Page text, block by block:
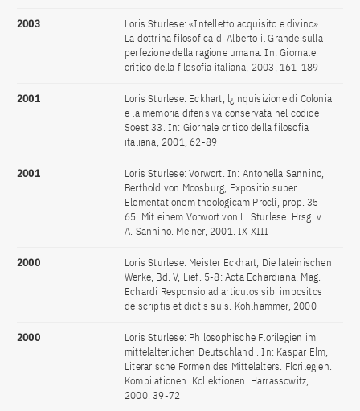
2003
Loris Sturlese: «Intelletto acquisito e divino».
La dottrina filosofica di Alberto il Grande sulla
perfezione della ragione umana. In: Giornale
critico della filosofia italiana, 2003, 161-189
2001
Loris Sturlese: Eckhart, l¿inquisizione di Colonia
e la memoria difensiva conservata nel codice
Soest 33. In: Giornale critico della filosofia
italiana, 2001, 62-89
2001
Loris Sturlese: Vorwort. In: Antonella Sannino,
Berthold von Moosburg, Expositio super
Elementationem theologicam Procli, prop. 35-
65. Mit einem Vorwort von L. Sturlese. Hrsg. v.
A. Sannino. Meiner, 2001. IX-XIII
2000
Loris Sturlese: Meister Eckhart, Die lateinischen
Werke, Bd. V, Lief. 5-8: Acta Echardiana. Mag.
Echardi Responsio ad articulos sibi impositos
de scriptis et dictis suis. Kohlhammer, 2000
2000
Loris Sturlese: Philosophische Florilegien im
mittelalterlichen Deutschland . In: Kaspar Elm,
Literarische Formen des Mittelalters. Florilegien.
Kompilationen. Kollektionen. Harrassowitz,
2000. 39-72